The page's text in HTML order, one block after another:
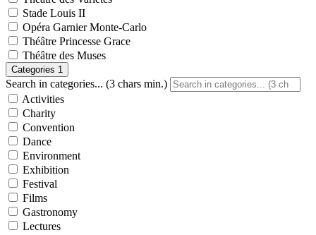
Stade Louis II
Opéra Garnier Monte-Carlo
Théâtre Princesse Grace
Théâtre des Muses
Categories 1
Search in categories... (3 chars min.)
Activities
Charity
Convention
Dance
Environment
Exhibition
Festival
Films
Gastronomy
Lectures